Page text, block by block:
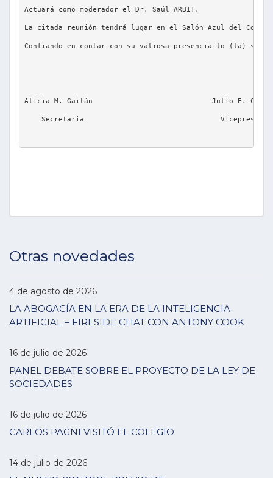
Otras novedades
4 de agosto de 2026
LA ABOGACÍA EN LA ERA DE LA INTELIGENCIA
ARTIFICIAL – FIRESIDE CHAT CON ANTONY COOK
16 de julio de 2026
PANEL DEBATE SOBRE EL PROYECTO DE LA LEY DE
SOCIEDADES
16 de julio de 2026
CARLOS PAGNI VISITÓ EL COLEGIO
14 de julio de 2026